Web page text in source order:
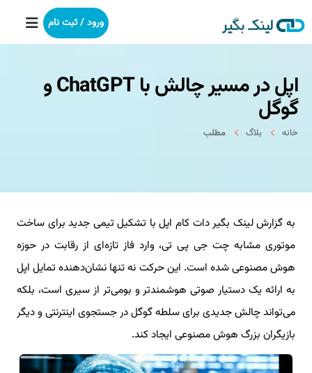
خانه
بکلینک
خدمات ما
درباره ما
آموزش
ورود / ثبت نام
اپل در مسیر چالش با ChatGPT و
گوگل
خانه بلاگ مطلب
به گزارش لینک بگیر دات کام اپل با تشکیل تیمی جدید برای ساخت
موتوری مشابه چت جی پی تی، وارد فاز تازه‌ای از رقابت در حوزه
هوش مصنوعی شده است. این حرکت نه تنها نشان‌دهنده تمایل اپل
به ارائه یک دستیار صوتی هوشمندتر و بومی‌تر از سیری است، بلکه
می‌تواند چالش جدیدی برای سلطه گوگل در جستجوی اینترنتی و دیگر
بازیگران بزرگ هوش مصنوعی ایجاد کند.